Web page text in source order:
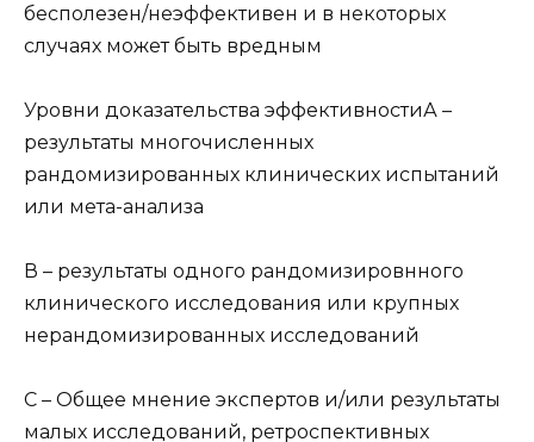
бесполезен/неэффективен и в некоторых
случаях может быть вредным
Уровни доказательства эффективностиА –
результаты многочисленных
рандомизированных клинических испытаний
или мета-анализа
В – результаты одного рандомизировнного
клинического исследования или крупных
нерандомизированных исследований
С – Общее мнение экспертов и/или результаты
малых исследований, ретроспективных